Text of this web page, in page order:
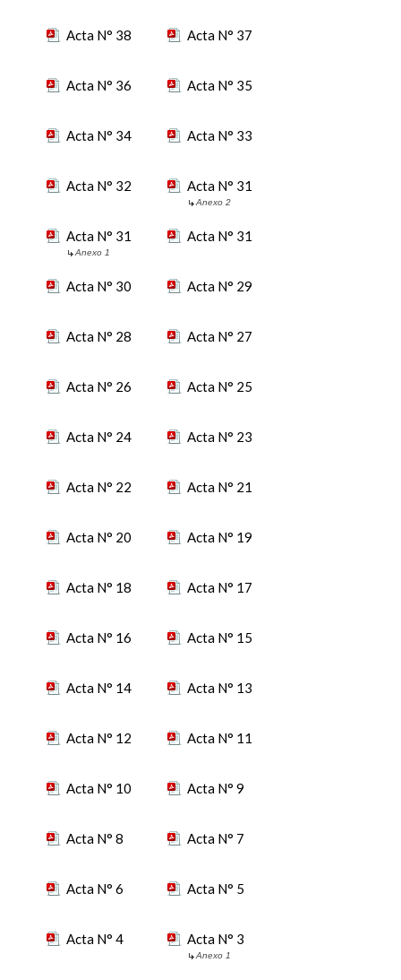
Acta N° 38 Acta N° 37
Acta N° 36 Acta N° 35
Acta N° 34 Acta N° 33
Acta N° 32 Acta N° 31
Anexo 2
Acta N° 31
Anexo 1
Acta N° 31
Acta N° 30 Acta N° 29
Acta N° 28 Acta N° 27
Acta N° 26 Acta N° 25
Acta N° 24 Acta N° 23
Acta N° 22 Acta N° 21
Acta N° 20 Acta N° 19
Acta N° 18 Acta N° 17
Acta N° 16 Acta N° 15
Acta N° 14 Acta N° 13
Acta N° 12 Acta N° 11
Acta N° 10 Acta N° 9
Acta N° 8 Acta N° 7
Acta N° 6 Acta N° 5
Acta N° 4 Acta N° 3
Anexo 1